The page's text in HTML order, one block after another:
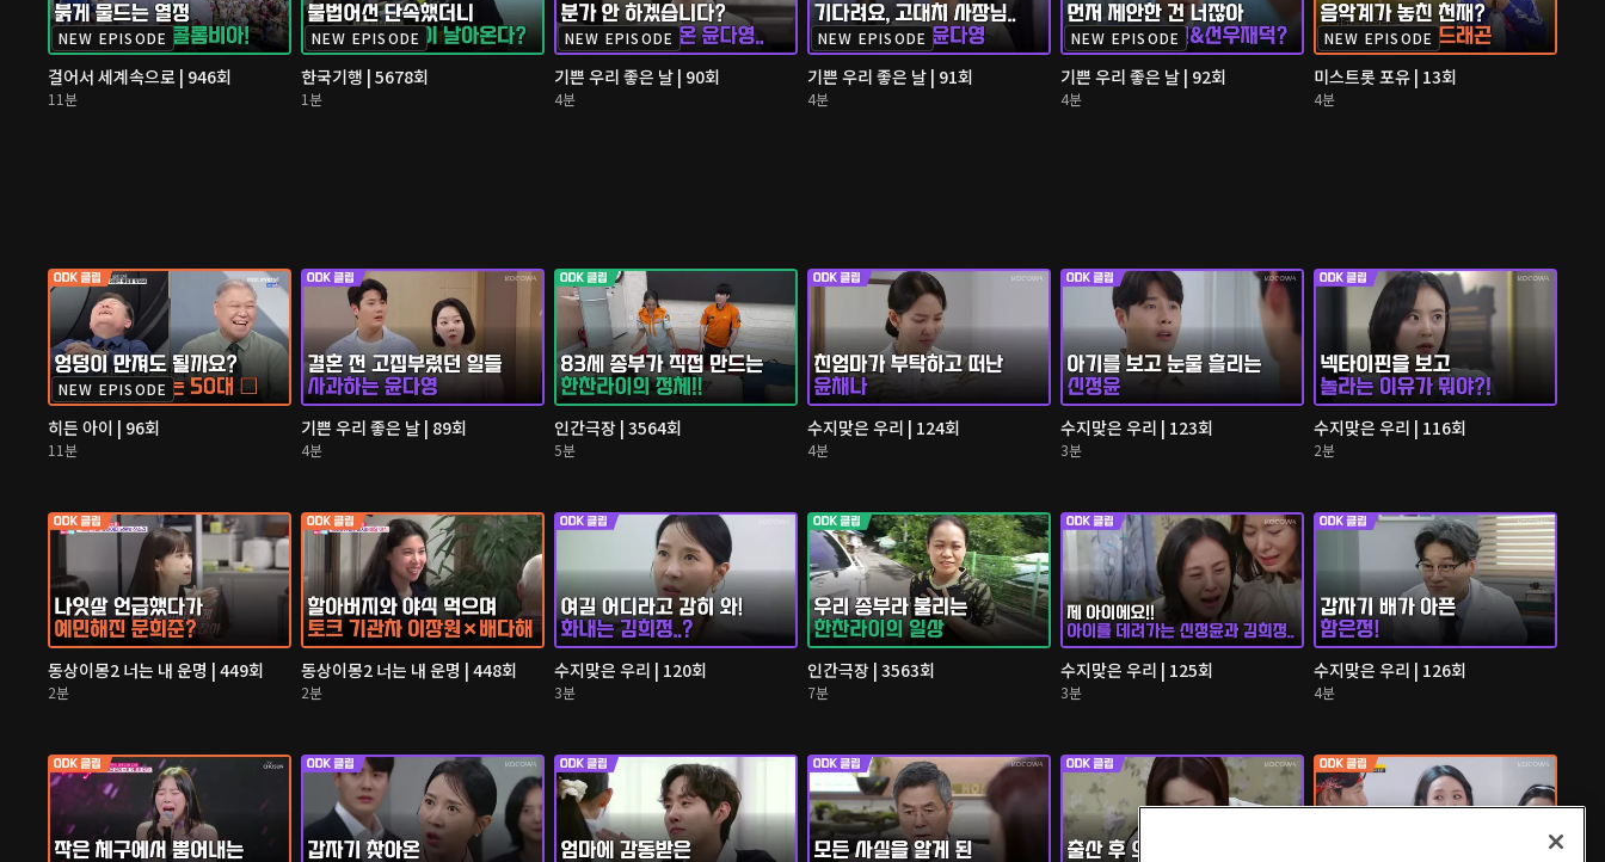
NEW EPISODE
걸어서 세계속으로 | 946회
11분
NEW EPISODE
한국기행 | 5678회
1분
NEW EPISODE
기쁜 우리 좋은 날 | 90회
4분
NEW EPISODE
기쁜 우리 좋은 날 | 91회
4분
NEW EPISODE
기쁜 우리 좋은 날 | 92회
4분
NEW EPISODE
미스트롯 포유 | 13회
4분
NEW EPISODE
히든 아이 | 96회
11분
기쁜 우리 좋은 날 | 89회
4분
인간극장 | 3564회
5분
수지맞은 우리 | 124회
4분
수지맞은 우리 | 123회
3분
수지맞은 우리 | 116회
2분
동상이몽2 너는 내 운명 | 449회
2분
동상이몽2 너는 내 운명 | 448회
2분
수지맞은 우리 | 120회
3분
인간극장 | 3563회
7분
수지맞은 우리 | 125회
3분
수지맞은 우리 | 126회
4분